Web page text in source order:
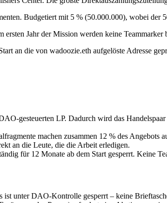
Budgetiert mit 5 % (50.000.000), wobei der
Jahr der Mission werden keine Teammarker
an die von wadoozie.eth aufgelöste Adresse
gesteuerten LP. Dadurch wird das
machen zusammen 12 % des Angebots
an die Leute, die die Arbeit erledigen.
für 12 Monate ab dem Start gesperrt. Keine
unter DAO-Kontrolle gesperrt – keine